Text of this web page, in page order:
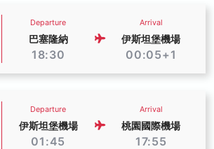
Departure
巴塞隆納
18:30
Arrival
伊斯坦堡機場
00:05+1
Departure
伊斯坦堡機場
01:45
Arrival
桃園國際機場
17:55